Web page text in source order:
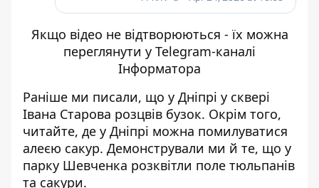
Якщо відео не відтворюються - їх можна
переглянути у Telegram-каналі
Інформатора
Раніше ми писали, що у Дніпрі у сквері
Івана Старова розцвів бузок. Окрім того,
читайте, де у Дніпрі можна помилуватися
алеєю сакур. Демонстрували ми й те, що у
парку Шевченка розквітли поле тюльпанів
та сакури.